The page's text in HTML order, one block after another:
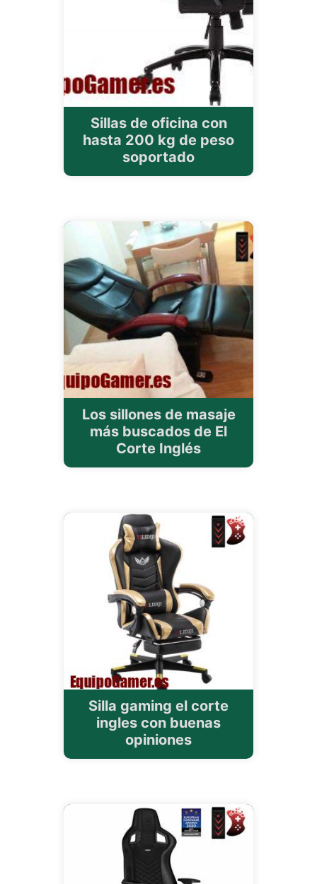
Sillas de oficina con
hasta 200 kg de peso
soportado
Los sillones de masaje
más buscados de El
Corte Inglés
Silla gaming el corte
ingles con buenas
opiniones